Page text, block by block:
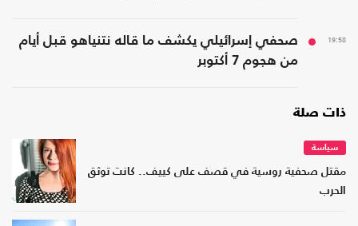
19:58
صحفي إسرائيلي يكشف ما قاله نتنياهو قبل أيام
من هجوم 7 أكتوبر
ذات صلة
سياسة
مقتل صحفية روسية في قصف على كييف.. كانت توثق
الحرب